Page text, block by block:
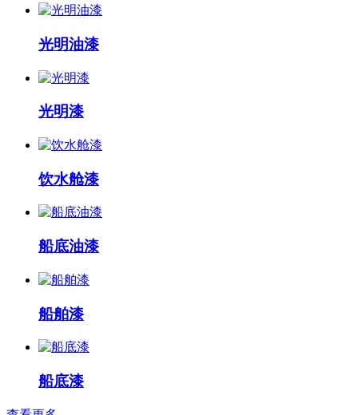
光明油漆
光明漆
饮水舱漆
船底油漆
船舶漆
船底漆